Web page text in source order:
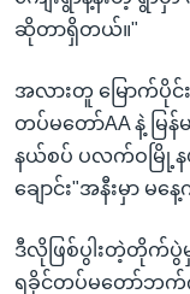
ဆိုတာရှိတယ်။"
အလားတူ မြောက်ပို
တပ်မတော်AA နဲ့ မြ
နယ်စပ် ပလက်ဝမြို့နယ်
ချောင်း"အနီးမှာ မ
ဒီလိုဖြစ်ပွါးတဲ့တိုက်ပွဲ
ရခိုင်တပ်မတော်ဘ